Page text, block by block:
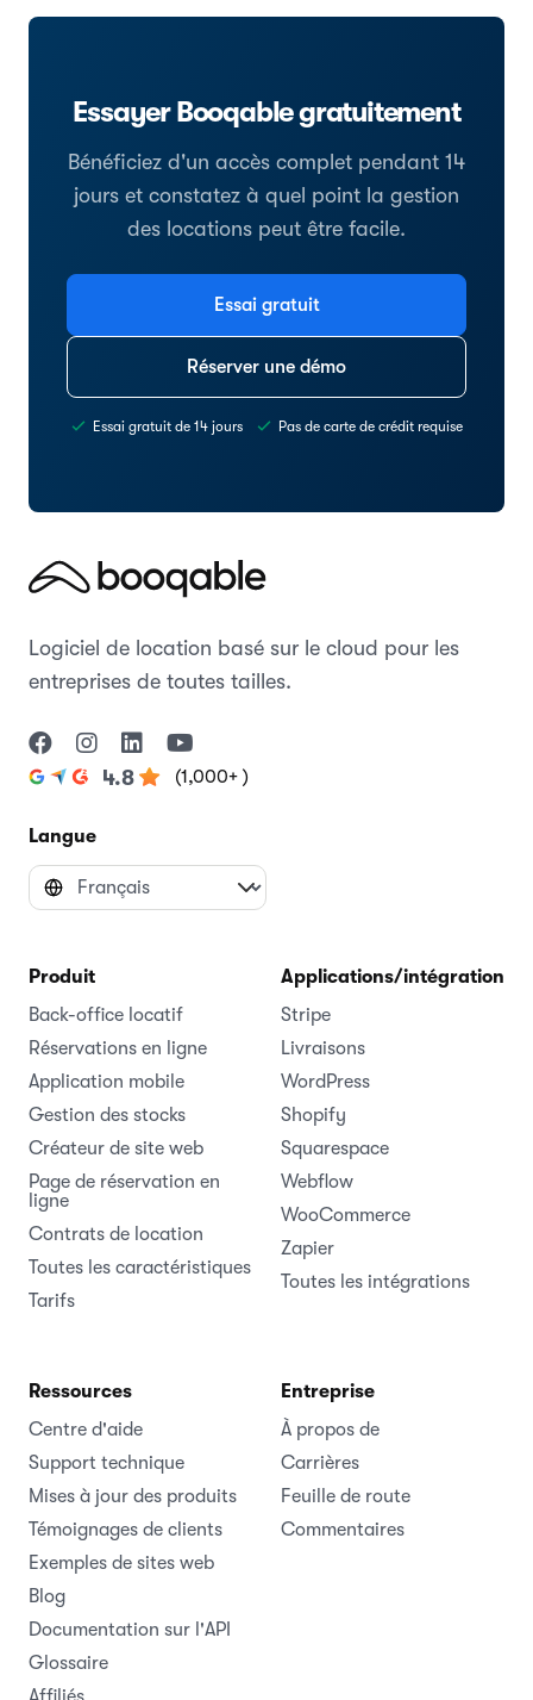
Essayer Booqable gratuitement
Bénéficiez d'un accès complet pendant 14
jours et constatez à quel point la gestion
des locations peut être facile.
Essai gratuit
Réserver une démo
Essai gratuit de 14 jours Pas de carte de crédit requise
Logiciel de location basé sur le cloud pour les
entreprises de toutes tailles.
4.8 (1,000+ )
Langue
Produit
Back-office locatif
Réservations en ligne
Application mobile
Gestion des stocks
Créateur de site web
Page de réservation en
ligne
Contrats de location
Toutes les caractéristiques
Tarifs
Applications/intégrations
Stripe
Livraisons
WordPress
Shopify
Squarespace
Webflow
WooCommerce
Zapier
Toutes les intégrations
Ressources
Centre d'aide
Support technique
Mises à jour des produits
Témoignages de clients
Exemples de sites web
Blog
Documentation sur l'API
Glossaire
Entreprise
À propos de
Carrières
Feuille de route
Commentaires